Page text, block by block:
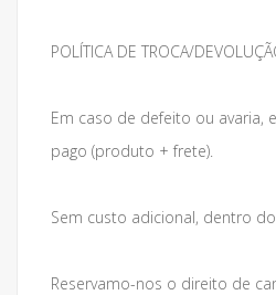
POLÍTICA DE TROCA/
Em caso de defeito ou avaria,
pago (produto + frete).
Sem custo adicional, dentro
Reservamo-nos o direito de